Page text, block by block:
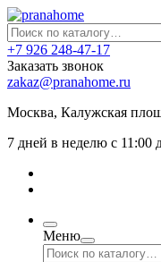
+7 926 248-47-17
Заказать звонок
zakaz@pranahome.ru
Москва, Калужская
7 дней в неделю с 11:00
Меню